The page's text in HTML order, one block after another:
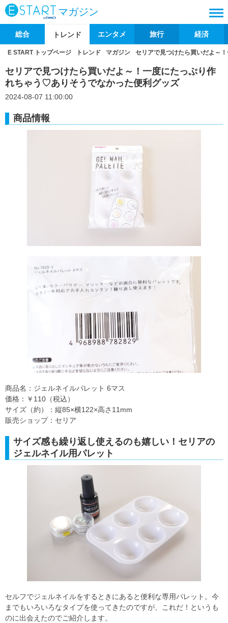
マガジン
総合 トレンド エンタメ 旅行 経済
E START トップページ トレンド マガジン セリアで見つけたら買いだよ～
セリアで見つけたら買いだよ～！一度にたっぷり作
れちゃう♡ありそうでなかった便利グッズ
2024-08-07 11:00:00
商品情報
商品名：ジェルネイルパレット 6マス
価格：￥110（税込）
サイズ（約）：縦85×横122×高さ11mm
販売ショップ：セリア
サイズ感も繰り返し使えるのも嬉しい！セリアの
ジェルネイル用パレット
セルフでジェルネイルをするときにあると便利な専用パレット。今
までもいろいろなタイプを使ってきたのですが、これだ！というも
のに出会えたのでご紹介します。